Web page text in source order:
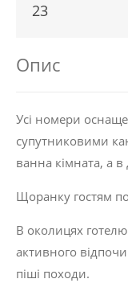
23
Опис
Усі номери
супутниковими
ванна кімната, а
Щоранку гостям
В околицях
активного
піші походи.